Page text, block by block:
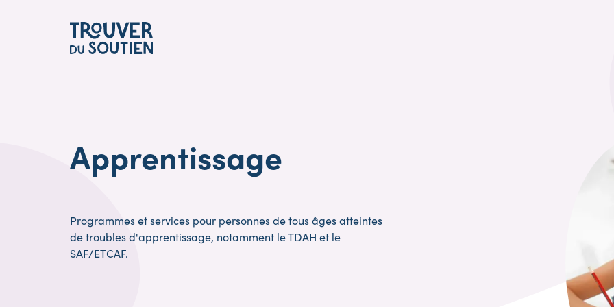
main
content
Apprentissage
Programmes et services pour personnes de tous âges atteintes
de troubles d'apprentissage, notamment le TDAH et le
SAF/ETCAF.